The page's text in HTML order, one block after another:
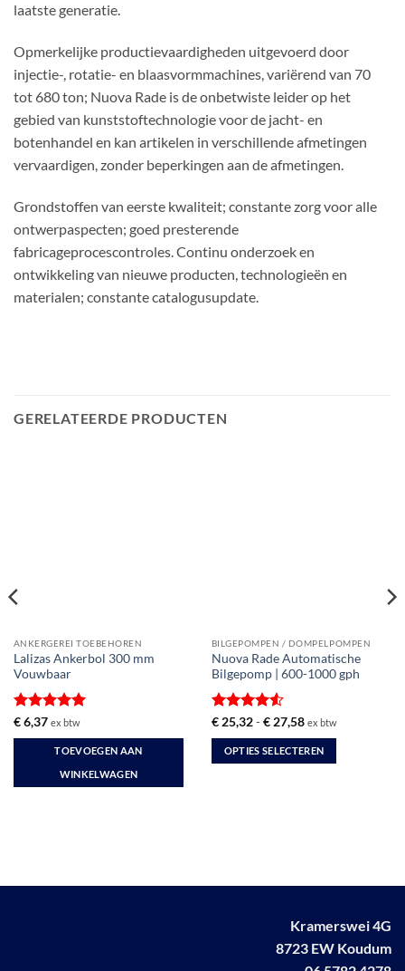
laatste generatie.
Opmerkelijke productievaardigheden uitgevoerd door
injectie-, rotatie- en blaasvormmachines, variërend van 70
tot 680 ton; Nuova Rade is de onbetwiste leider op het
gebied van kunststoftechnologie voor de jacht- en
botenhandel en kan artikelen in verschillende afmetingen
vervaardigen, zonder beperkingen aan de afmetingen.
Grondstoffen van eerste kwaliteit; constante zorg voor alle
ontwerpaspecten; goed presterende
fabricageprocescontroles. Continu onderzoek en
ontwikkeling van nieuwe producten, technologieën en
materialen; constante catalogusupdate.
GERELATEERDE PRODUCTEN
ANKERGEREI TOEBEHOREN
Lalizas Ankerbol 300 mm
Vouwbaar
Gewaardeerd
5uit 5
€6,37 ex btw
TOEVOEGEN AAN
WINKELWAGEN
BILGEPOMPEN / DOMPELPOMPEN
Nuova Rade Automatische
Bilgepomp | 600-1000 gph
Gewaardeerd
4.5uit 5
€25,32 - €27,58Prijsklasse:
tot
€ 27,58
ex btw
OPTIES SELECTEREN
optie
Kramerswei 4G
8723 EW Koudum